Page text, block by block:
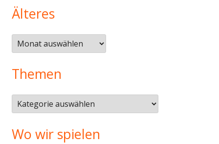
Älteres
Älteres
Themen
Themen
Wo wir spielen